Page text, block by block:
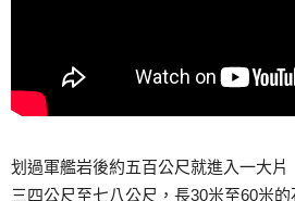
划過軍艦岩後約五百公尺就進入一大片
三四公尺至七八公尺，長30米至60米